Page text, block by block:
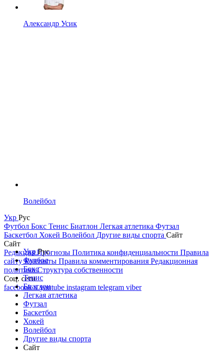
Александр Усик
Волейбол
Укр Рус
Футбол Бокс Тенис Биатлон Легкая атлетика Футзал
Баскетбол Хокей Волейбол Другие виды спорта Сайт
Сайт
РедакцияПрогнозы Политика конфиденциальности Правила
сайтуКонтакты Правила комментирования Редакционная
политикаСтруктура собственности
Соц. сети
facebookxyoutube instagram telegram viber
УкрРус
Футбол
Бокс
Тенис
Биатлон
Легкая атлетика
Футзал
Баскетбол
Хокей
Волейбол
Другие виды спорта
Сайт